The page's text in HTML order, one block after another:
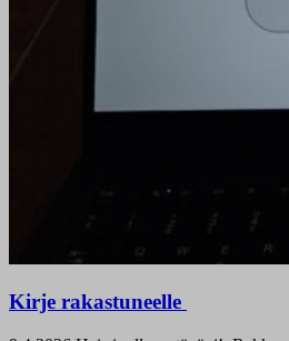
Kirje rakastuneelle